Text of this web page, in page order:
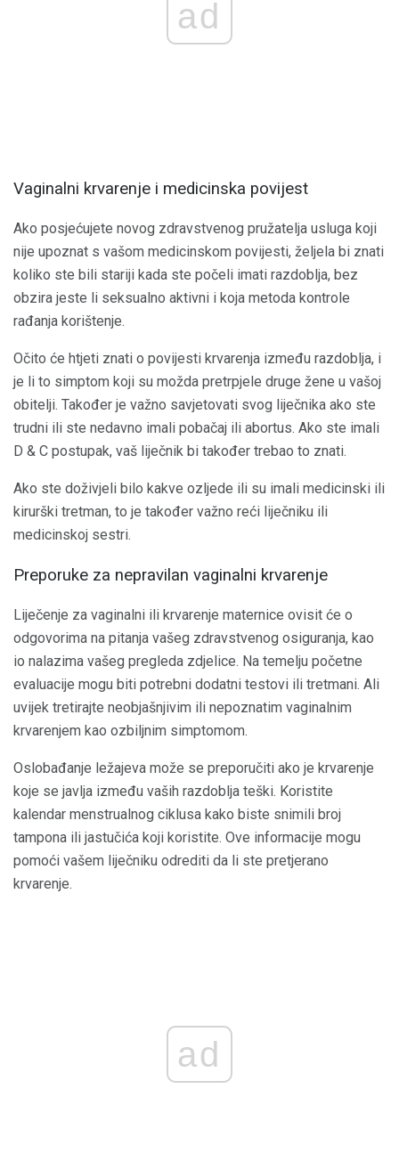
ad
Vaginalni krvarenje i medicinska povijest
Ako posjećujete novog zdravstvenog pružatelja usluga koji
nije upoznat s vašom medicinskom povijesti, željela bi znati
koliko ste bili stariji kada ste počeli imati razdoblja, bez
obzira jeste li seksualno aktivni i koja metoda kontrole
rađanja korištenje.
Očito će htjeti znati o povijesti krvarenja između razdoblja, i
je li to simptom koji su možda pretrpjele druge žene u vašoj
obitelji. Također je važno savjetovati svog liječnika ako ste
trudni ili ste nedavno imali pobačaj ili abortus. Ako ste imali
D & C postupak, vaš liječnik bi također trebao to znati.
Ako ste doživjeli bilo kakve ozljede ili su imali medicinski ili
kirurški tretman, to je također važno reći liječniku ili
medicinskoj sestri.
Preporuke za nepravilan vaginalni krvarenje
Liječenje za vaginalni ili krvarenje maternice ovisit će o
odgovorima na pitanja vašeg zdravstvenog osiguranja, kao
io nalazima vašeg pregleda zdjelice. Na temelju početne
evaluacije mogu biti potrebni dodatni testovi ili tretmani. Ali
uvijek tretirajte neobjašnjivim ili nepoznatim vaginalnim
krvarenjem kao ozbiljnim simptomom.
Oslobađanje ležajeva može se preporučiti ako je krvarenje
koje se javlja između vaših razdoblja teški. Koristite
kalendar menstrualnog ciklusa kako biste snimili broj
tampona ili jastučića koji koristite. Ove informacije mogu
pomoći vašem liječniku odrediti da li ste pretjerano
krvarenje.
ad